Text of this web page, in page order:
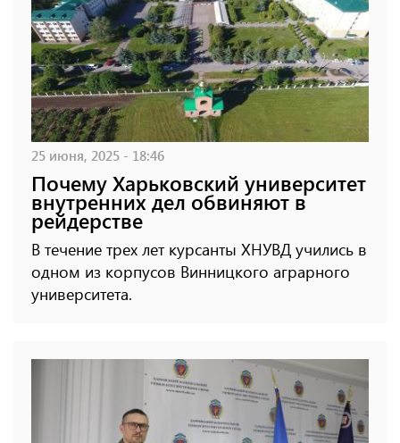
25 июня, 2025 - 18:46
Почему Харьковский университет
внутренних дел обвиняют в
рейдерстве
В течение трех лет курсанты ХНУВД учились в
одном из корпусов Винницкого аграрного
университета.